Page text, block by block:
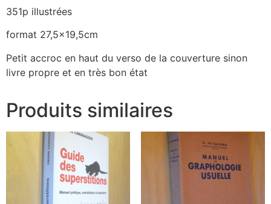
351p illustrées
format 27,5×19,5cm
Petit accroc en haut du verso de la couverture sinon
livre propre et en très bon état
Produits similaires